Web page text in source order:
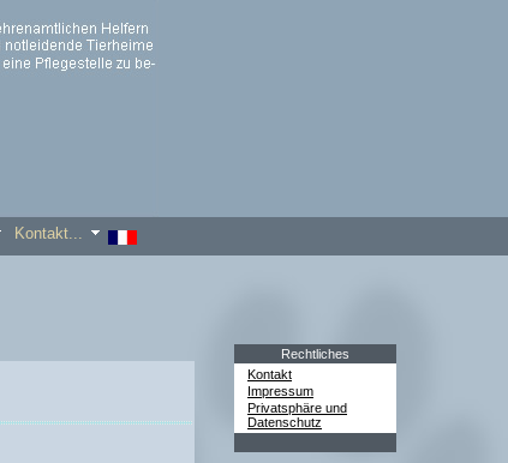
Kontakt...
Rechtliches
Kontakt
Impressum
Privatsphäre und
Datenschutz